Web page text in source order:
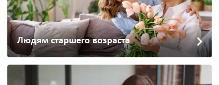
Людям старшего возраста